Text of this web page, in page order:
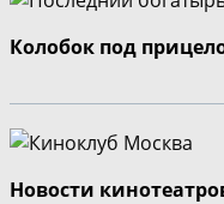
Колобок под
Новости